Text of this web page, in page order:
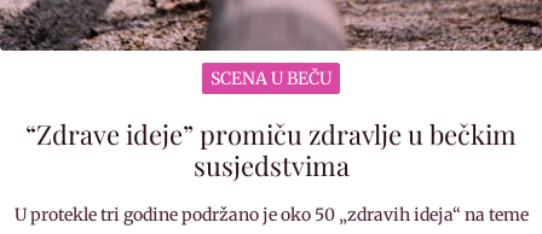
SCENA U BEČU
“Zdrave ideje” promiču zdravlje u bečkim
susjedstvima
U protekle tri godine podržano je oko 50 „zdravih ideja“ na teme